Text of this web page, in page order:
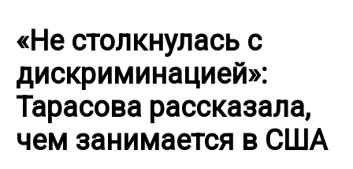
«Не столкнулась с
дискриминацией»:
Тарасова рассказала,
чем занимается в США